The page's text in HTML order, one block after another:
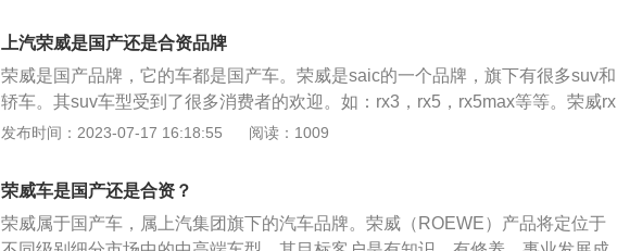
在传达创新与皇家尊贵之意。2、荣威RX5是上汽荣威2016年上市的一款互联网S
UV，外观采制用律动设计风格，整体看来大气而不失时尚。车身尺寸方面，新车
的长宽高分别为：4545mm、1855mm、1719mm，轴距为2700mm。荣威RX5的
互联网汽车智能系统，能使车内乘客能够通过语音操作车内部分功能，包括天
窗、导航、空调等。3、动力方面：荣威RX5搭载的是1.5T和2.0T两款涡轮增压
匹配的是6速双离合变速箱。
上汽荣威是国产还是合资品牌
荣威是国产品牌，它的车都是国产车。荣威是saic的一个品牌，旗下有很多suv和
轿车。其suv车型受到了很多消费者的欢迎。如：rx3，rx5，rx5max等等。荣威rx
5max是一款紧凑型suv，搭载两款发动机，一款是1.5升涡轮增压发动机，另一款
牛米，最大功率转速5600转，最大扭矩转速1750到4000转。这台发动机配备缸
内直喷技术，采用铝合金缸盖和缸体。与这款发动机匹配的是6速手动变速箱或6
速手自一体变速箱。2.0升涡轮增压发动机最大功率170千瓦，最大扭矩370牛
发布时间：2023-07-17 16:18:55 阅读：1009
荣威车是国产还是合资？
荣威属于国产车，属上汽集团旗下的汽车品牌。荣威（ROEWE）产品将定位于